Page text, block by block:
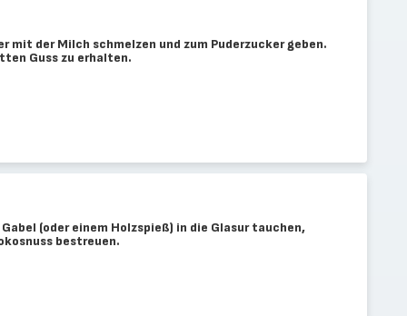
mit der Milch schmelzen und zum Puderzucker geben.
Guss zu erhalten.
(oder einem Holzspieß) in die Glasur tauchen,
bestreuen.